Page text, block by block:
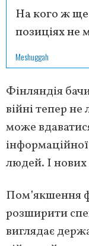
На кого ж ще
позиціях не
Meshuggah
Фінляндія
війні тепер
може
людей. І
Пом’якшення
розширити
виглядає